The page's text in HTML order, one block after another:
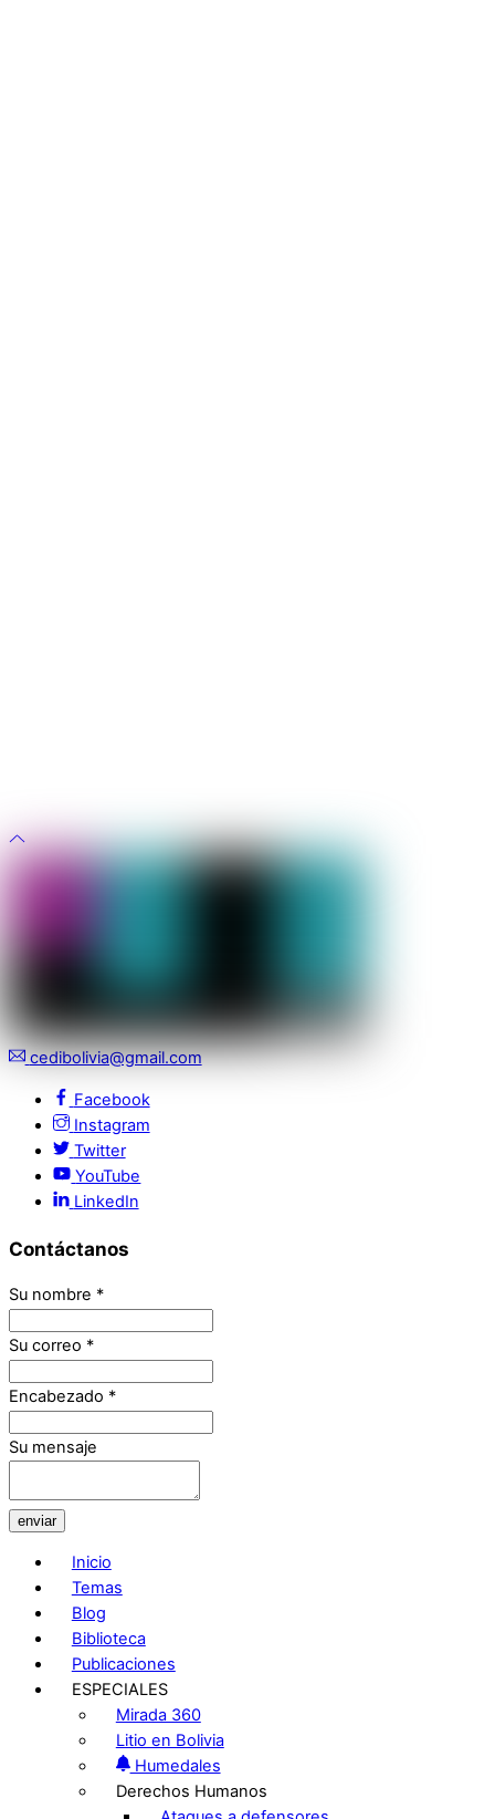
cedibolivia@gmail.com
Facebook
Instagram
Twitter
YouTube
LinkedIn
Contáctanos
Su nombre *
Su correo *
Encabezado *
Su mensaje
enviar
Inicio
Temas
Blog
Biblioteca
Publicaciones
ESPECIALES
Mirada 360
Litio en Bolivia
Humedales
Derechos Humanos